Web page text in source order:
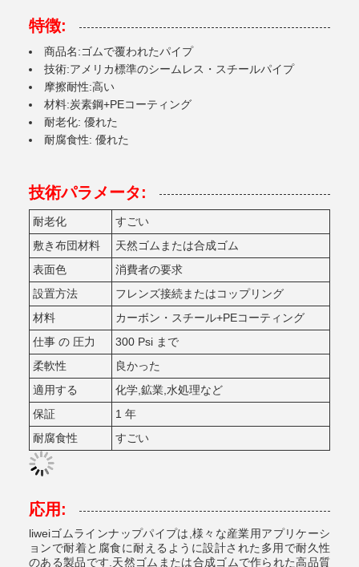
特徴:
商品名:ゴムで覆われたパイプ
技術:アメリカ標準のシームレス・スチールパイプ
摩擦耐性:高い
材料:炭素鋼+PEコーティング
耐老化: 優れた
耐腐食性: 優れた
技術パラメータ:
耐老化
すごい
敷き布団材料
天然ゴムまたは合成ゴム
表面色
消費者の要求
設置方法
フレンズ接続またはコップリング
材料
カーボン・スチール+PEコーティング
仕事 の 圧力
300 Psi まで
柔軟性
良かった
適用する
化学,鉱業,水処理など
保証
1 年
耐腐食性
すごい
応用:
liweiゴムラインナップパイプは,様々な産業用アプリケーシ
ョンで耐着と腐食に耐えるように設計された多用で耐久性
のある製品です.天然ゴムまたは合成ゴムで作られた高品質